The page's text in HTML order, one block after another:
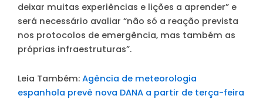
deixar muitas experiências e lições a aprender” e
será necessário avaliar “não só a reação prevista
nos protocolos de emergência, mas também as
próprias infraestruturas”.
Leia Também: Agência de meteorologia
espanhola prevê nova DANA a partir de terça-feira